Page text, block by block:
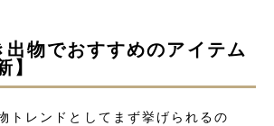
物でおすすめのアイテム
】
トレンドとしてまず挙げられるの